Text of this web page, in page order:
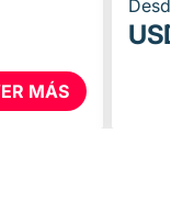
MÁS
tiempo
Desde:
USD